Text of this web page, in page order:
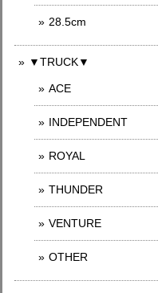
28.5cm
▼TRUCK▼
ACE
INDEPENDENT
ROYAL
THUNDER
VENTURE
OTHER